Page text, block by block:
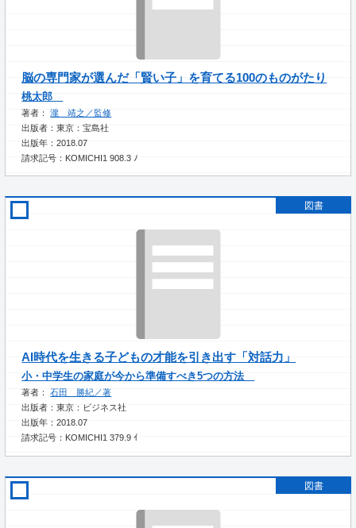
脳の専門家が選んだ「賢い子」を育てる100のものがたり
桃太郎
著者：瀧 靖之／監修
出版者：東京：宝島社
出版年：2018.07
請求記号：KOMICHI1 908.3 ﾉ
図書
AI時代を生きる子どもの才能を引き出す「対話力」
小・中学生の家庭が今から準備すべき5つの方法
著者：石田 勝紀／著
出版者：東京：ビジネス社
出版年：2018.07
請求記号：KOMICHI1 379.9 ｲ
図書